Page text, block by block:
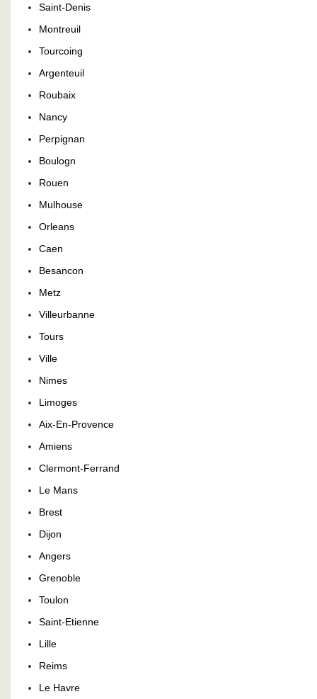
Saint-Denis
Montreuil
Tourcoing
Argenteuil
Roubaix
Nancy
Perpignan
Boulogn
Rouen
Mulhouse
Orleans
Caen
Besancon
Metz
Villeurbanne
Tours
Ville
Nimes
Limoges
Aix-En-Provence
Amiens
Clermont-Ferrand
Le Mans
Brest
Dijon
Angers
Grenoble
Toulon
Saint-Etienne
Lille
Reims
Le Havre